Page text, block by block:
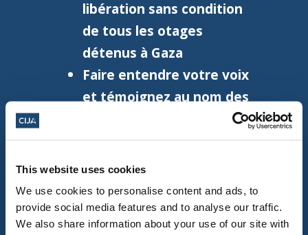
This website uses cookies
We use cookies to personalise content and ads, to
provide social media features and to analyse our traffic.
We also share information about your use of our site with
libération sans condition
de tous les otages
détenus à Gaza
Faire entendre votre voix
et témoignez au nom des
1200 Juifs assassinés par
le 7 octobre dernier
que la vérité soit
connue..La négation et la
déformation du massacre